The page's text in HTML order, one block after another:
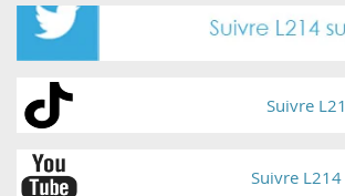
Suivre
Suivre